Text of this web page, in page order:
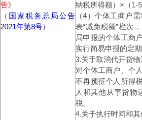
告》
（ 国家税务总局公告
2021年第8号）
纳税所得额）×（1-
（4）个体工商户
表“减免税额”栏次
局申报的个体工商
实行简易申报的定
3.关于取消代开货
对个体工商户、个
不再预征个人所得
人和其他从事货物
税。
4.关于执行时间和其